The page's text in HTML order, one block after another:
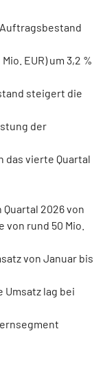
EUR) um 3,2 %
steigert die
der
das vierte Quartal
2026 von
rund 50 Mio.
von Januar bis
Umsatz lag bei